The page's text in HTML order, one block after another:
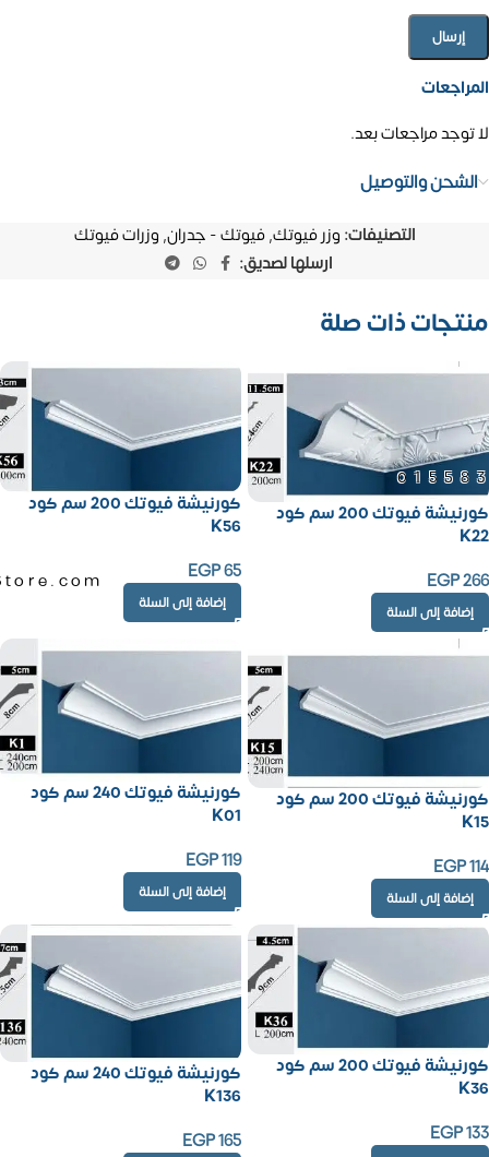
المراجعات
لا توجد مراجعات بعد.
الشحن والتوصيل
التصنيفات: وزر فيوتك,فيوتك - جدران, وزرات فيوتك
ارسلها لصديق:
منتجات ذات صلة
كورنيشة فيوتك 200 سم كود
K22
EGP266
إضافة إلى السلة
كورنيشة فيوتك 200 سم كود
K56
EGP65
إضافة إلى السلة
كورنيشة فيوتك 200 سم كود
K15
EGP114
إضافة إلى السلة
كورنيشة فيوتك 240 سم كود
K01
EGP119
إضافة إلى السلة
كورنيشة فيوتك 200 سم كود
K36
EGP133
كورنيشة فيوتك 240 سم كود
K136
EGP165